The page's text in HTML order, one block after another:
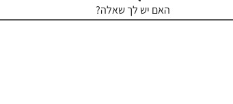
האם יש לך שאלה?